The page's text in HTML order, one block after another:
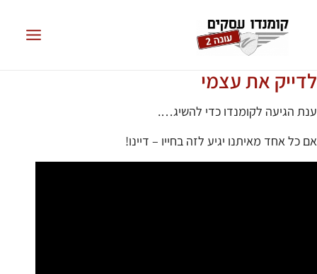
לדייק את עצמי
ענת הגיעה לקומנדו כדי להשיג….
אם כל אחד מאיתנו יגיע לזה בחייו – דיינו!